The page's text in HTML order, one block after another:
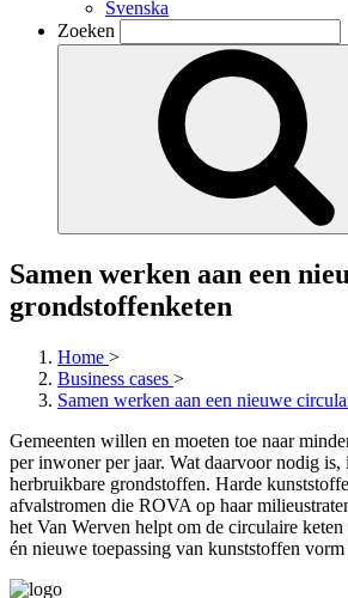
Svenska
Zoeken
Samen werken aan een
grondstoffenketen
Home >
Business cases >
Samen werken aan een nieuwe
Gemeenten willen en moeten toe naar
per inwoner per jaar. Wat daarvoor nodig is,
herbruikbare grondstoffen. Harde
afvalstromen die ROVA op haar
het Van Werven helpt om de circulaire
én nieuwe toepassing van kunststoffen vorm